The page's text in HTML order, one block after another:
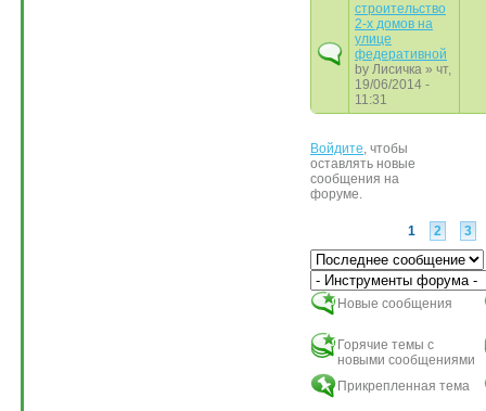
строительство
2-х домов на
улице
федеративной
by Лисичка » чт,
19/06/2014 -
11:31
Войдите, чтобы
оставлять новые
сообщения на
форуме.
Страницы
1 2
3
Сортировка по
Новые сообщения
Горячие темы с
новыми сообщениями
Прикрепленная тема